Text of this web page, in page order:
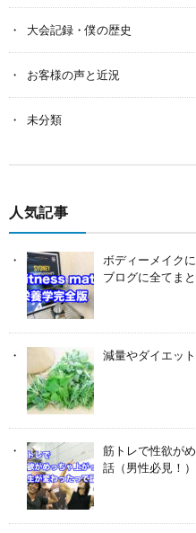
大会記録・僕の歴史
お客様の声と近況
未分類
人気記事
ボディーメイク
ブログに全てまと
減量やダイエッ
筋トレで性欲が
話（男性必見！）